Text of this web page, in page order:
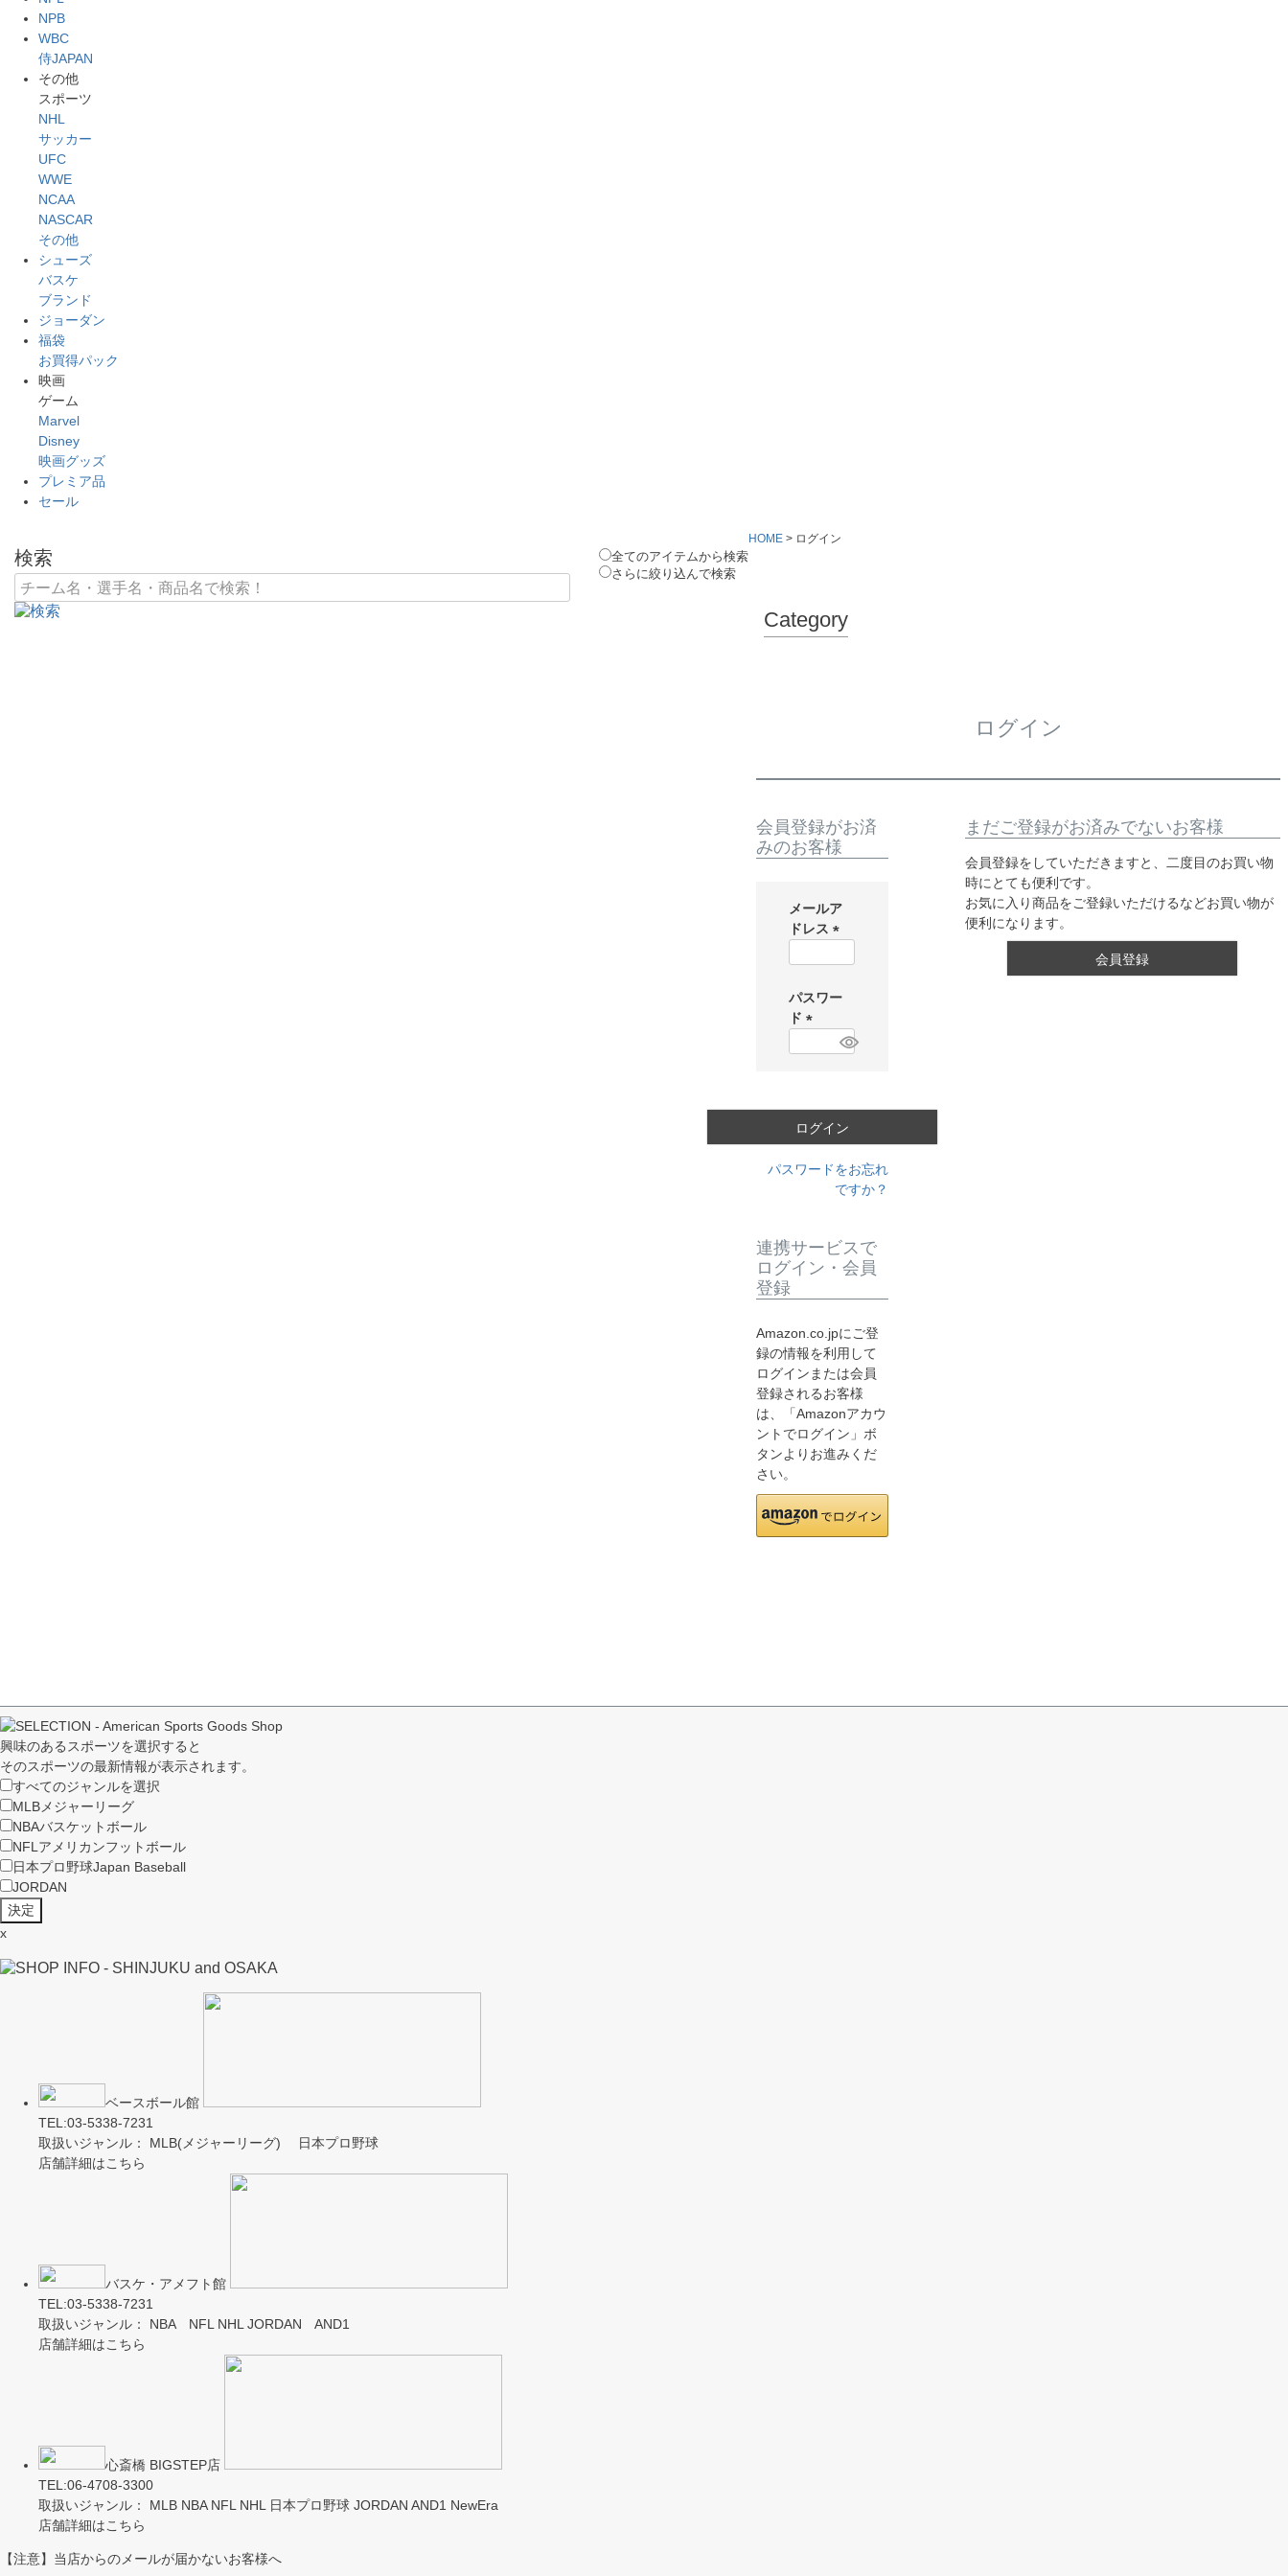
NPB
WBC
侍JAPAN
その他
スポーツ
NHL
サッカー
UFC
WWE
NCAA
NASCAR
その他
シューズ
バスケ
ブランド
ジョーダン
福袋
お買得パック
映画
ゲーム
Marvel
Disney
映画グッズ
プレミア品
セール
検索
全てのアイテムから検索
さらに絞り込んで検索
HOME ログイン
Category
ログイン
会員登録がお済
みのお客様
メールア
ドレス
須
パスワー
ド
ログイン
パスワードをお忘れ
ですか？
連携サービスで
ログイン・会員
登録
Amazon.co.jpにご登
録の情報を利用して
ログインまたは会員
登録されるお客様
は、「Amazonアカウ
ントでログイン」ボ
タンよりお進みくだ
さい。
まだご登録がお済みでないお客様
会員登録をしていただきますと、二度目のお買い物
時にとても便利です。
お気に入り商品をご登録いただけるなどお買い物が
便利になります。
会員登録
興味のあるスポーツを選択すると
そのスポーツの最新情報が表示されます。
すべてのジャンルを選択
MLB メジャーリーグ
NBAバスケットボール
NFL アメリカンフットボール
日本プロ野球Japan Baseball
JORDAN
x
ベースボール館
TEL:03-5338-7231
取扱いジャンル： MLB(メジャーリーグ) 日本プロ野球
店舗詳細はこちら
バスケ・アメフト館
TEL:03-5338-7231
取扱いジャンル： NBA NFL NHL JORDAN AND1
店舗詳細はこちら
心斎橋 BIGSTEP店
TEL:06-4708-3300
取扱いジャンル： MLB NBA NFL NHL 日本プロ野球 JORDAN AND1 NewEra
店舗詳細はこちら
【注意】当店からのメールが届かないお客様へ